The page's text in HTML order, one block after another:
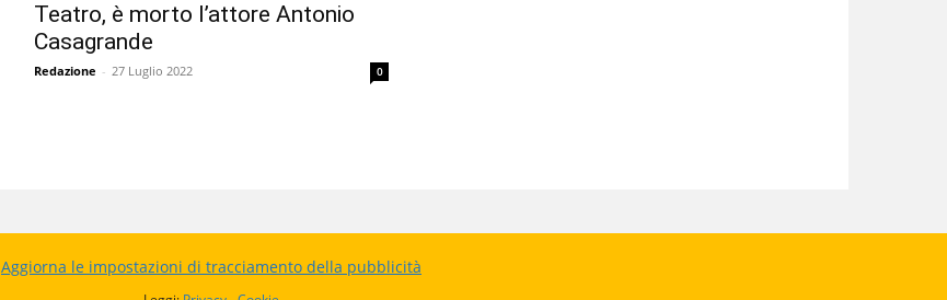
Teatro, è morto l’attore Antonio
Casagrande
Redazione - 27 Luglio 2022 0
Aggiorna le impostazioni di tracciamento della pubblicità